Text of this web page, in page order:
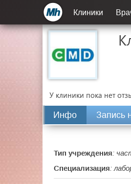
Клиники
У клиники пока нет
Инфо Запись
Тип учреждения:
Специализация: